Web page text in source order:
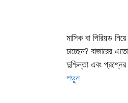
মাসিক বা পিরিয়ড
চাচ্ছেন? বাজারের
দুশ্চিন্তা এবং
পড়ুন